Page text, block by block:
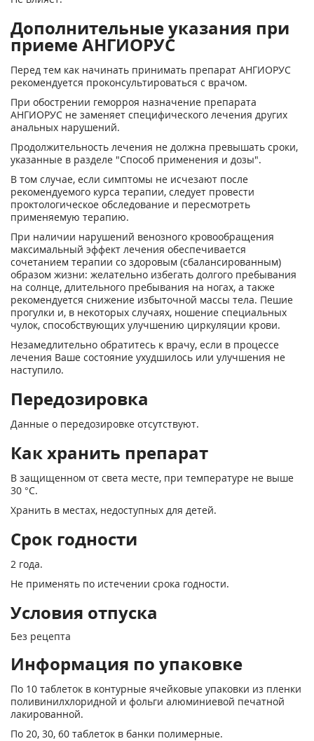
Дополнительные указания при
приеме АНГИОРУС
Перед тем как начинать принимать препарат АНГИОРУС
рекомендуется проконсультироваться с врачом.
При обострении геморроя назначение препарата
АНГИОРУС не заменяет специфического лечения других
анальных нарушений.
Продолжительность лечения не должна превышать сроки,
указанные в разделе "Способ применения и дозы".
В том случае, если симптомы не исчезают после
рекомендуемого курса терапии, следует провести
проктологическое обследование и пересмотреть
применяемую терапию.
При наличии нарушений венозного кровообращения
максимальный эффект лечения обеспечивается
сочетанием терапии со здоровым (сбалансированным)
образом жизни: желательно избегать долгого пребывания
на солнце, длительного пребывания на ногах, а также
рекомендуется снижение избыточной массы тела. Пешие
прогулки и, в некоторых случаях, ношение специальных
чулок, способствующих улучшению циркуляции крови.
Незамедлительно обратитесь к врачу, если в процессе
лечения Ваше состояние ухудшилось или улучшения не
наступило.
Передозировка
Данные о передозировке отсутствуют.
Как хранить препарат
В защищенном от света месте, при температуре не выше
30 °С.
Хранить в местах, недоступных для детей.
Срок годности
2 года.
Не применять по истечении срока годности.
Условия отпуска
Без рецепта
Информация по упаковке
По 10 таблеток в контурные ячейковые упаковки из пленки
поливинилхлоридной и фольги алюминиевой печатной
лакированной.
По 20, 30, 60 таблеток в банки полимерные.